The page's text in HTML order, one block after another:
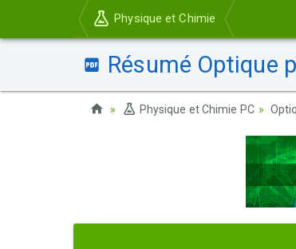
Physique et Chimie
Résumé Optique
Physique et Chimie PC